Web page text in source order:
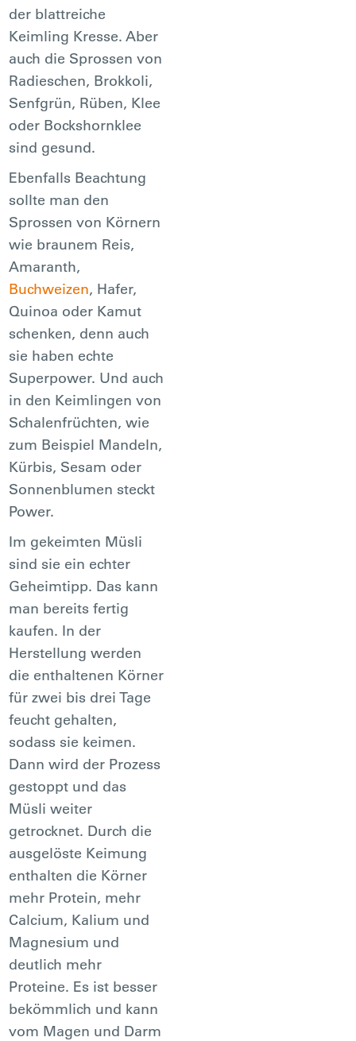
der blattreiche
Keimling Kresse. Aber
auch die Sprossen von
Radieschen, Brokkoli,
Senfgrün, Rüben, Klee
oder Bockshornklee
sind gesund.
Ebenfalls Beachtung
sollte man den
Sprossen von Körnern
wie braunem Reis,
Amaranth,
Buchweizen, Hafer,
Quinoa oder Kamut
schenken, denn auch
sie haben echte
Superpower. Und auch
in den Keimlingen von
Schalenfrüchten, wie
zum Beispiel Mandeln,
Kürbis, Sesam oder
Sonnenblumen steckt
Power.
Im gekeimten Müsli
sind sie ein echter
Geheimtipp. Das kann
man bereits fertig
kaufen. In der
Herstellung werden
die enthaltenen Körner
für zwei bis drei Tage
feucht gehalten,
sodass sie keimen.
Dann wird der Prozess
gestoppt und das
Müsli weiter
getrocknet. Durch die
ausgelöste Keimung
enthalten die Körner
mehr Protein, mehr
Calcium, Kalium und
Magnesium und
deutlich mehr
Proteine. Es ist besser
bekömmlich und kann
vom Magen und Darm